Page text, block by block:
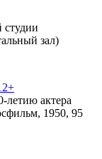
студии
зал)
летию актера
1950, 95